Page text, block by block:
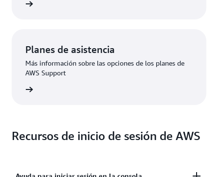
Planes de asistencia
Más información sobre las opciones de los planes de
AWS Support
Recursos de inicio de sesión de AWS